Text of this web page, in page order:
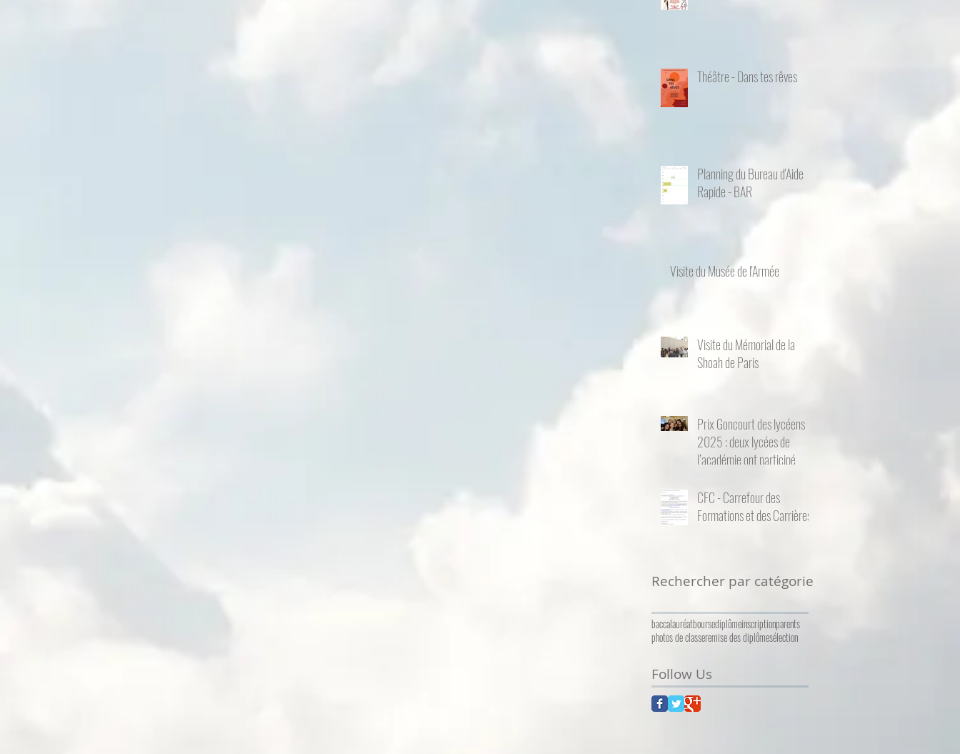
Théâtre - Dans tes rêves
Planning du Bureau d'Aide
Rapide - BAR
Visite du Musée de l'Armée
Visite du Mémorial de la
Shoah de Paris
Prix Goncourt des lycéens
2025 : deux lycées de
l’académie ont participé
CFC - Carrefour des
Formations et des Carrières
Rechercher par catégorie
baccalauréatboursediplômeinscriptionparents
photos de classeremise des diplômesélection
Follow Us